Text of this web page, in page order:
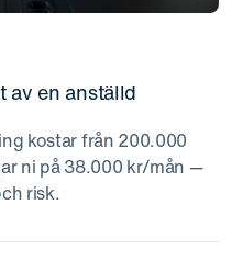
av en anställd
kostar från 200.000
ni på 38.000 kr/mån —
risk.